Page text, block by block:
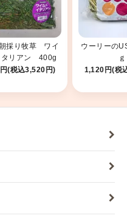
採り牧草 ワイ
タリアン 400g
2026
(税込3,520円)
ウーリーの
ｇ
1,120円(税